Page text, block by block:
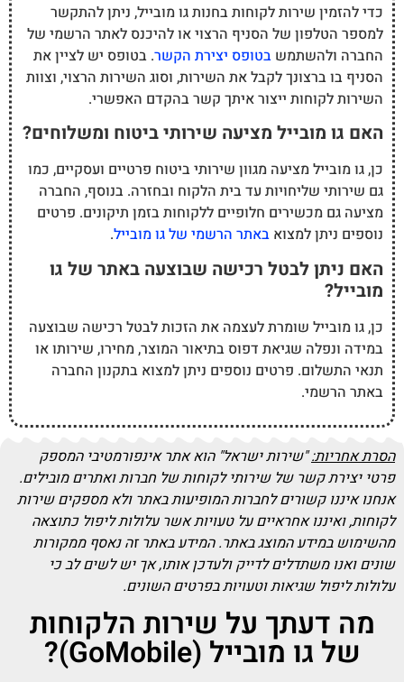
כדי להזמין שירות לקוחות בחנות גו מובייל, ניתן להתקשר
למספר הטלפון של הסניף הרצוי או להיכנס לאתר הרשמי של
החברה ולהשתמש בטופס יצירת הקשר. בטופס יש לציין את
הסניף בו ברצונך לקבל את השירות, וסוג השירות הרצוי, וצוות
השירות לקוחות ייצור איתך קשר בהקדם האפשרי.
האם גו מובייל מציעה שירותי ביטוח ומשלוחים?
כן, גו מובייל מציעה מגוון שירותי ביטוח פרטיים ועסקיים, כמו
גם שירותי שליחויות עד בית הלקוח ובחזרה. בנוסף, החברה
מציעה גם מכשירים חלופיים ללקוחות בזמן תיקונים. פרטים
נוספים ניתן למצוא באתר הרשמי של גו מובייל.
האם ניתן לבטל רכישה שבוצעה באתר של גו
מובייל?
כן, גו מובייל שומרת לעצמה את הזכות לבטל רכישה שבוצעה
במידה ונפלה שגיאת דפוס בתיאור המוצר, מחירו, שירותו או
תנאי התשלום. פרטים נוספים ניתן למצוא בתקנון החברה
באתר הרשמי.
הסרת אחריות:"שירות ישראל" הוא אתר אינפורמטיבי המספק
פרטי יצירת קשר של שירותי לקוחות של חברות ואתרים מובילים.
אנחנו איננו קשורים לחברות המופיעות באתר ולא מספקים שירות
לקוחות, ואיננו אחראיים על טעויות אשר עלולות ליפול כתוצאה
מהשימוש במידע המוצג באתר. המידע באתר זה נאסף ממקורות
שונים ואנו משתדלים לדייק ולעדכן אותו, אך יש לשים לב כי
עלולות ליפול שגיאות וטעויות בפרטים השונים.
מה דעתך על שירות הלקוחות
של גו מובייל (GoMobile)?